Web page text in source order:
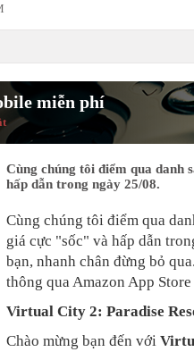
miễn phí
Cùng chúng tôi điểm qua danh
hấp dẫn trong ngày 25/08.
Cùng chúng tôi điểm qua
giá cực "sốc" và hấp dẫn
bạn, nhanh chân đừng bỏ
thông qua Amazon App
Virtual City 2: Paradise
Chào mừng bạn đến với